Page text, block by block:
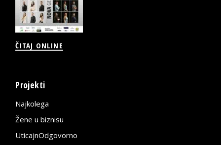
ČITAJ ONLINE
Projekti
Najkolega
Žene u biznisu
UticajnOdgovorno